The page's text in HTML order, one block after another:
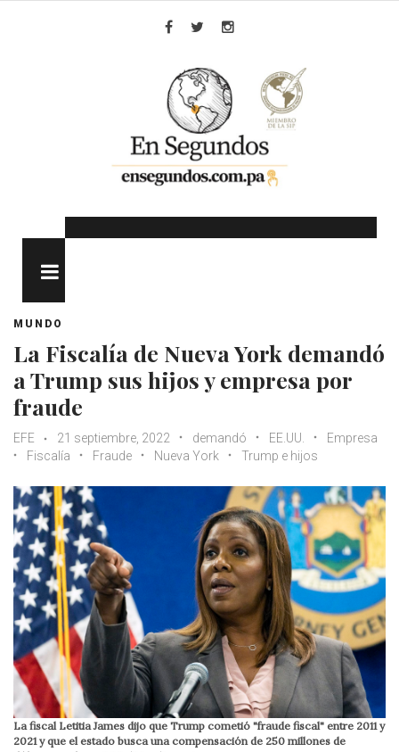
MUNDO
La Fiscalía de Nueva York demandó
a Trump sus hijos y empresa por
fraude
EFE 21 septiembre, 2022 demandó EE.UU.
Empresa
Fiscalía
Fraude Nueva York Trump e hijos
La fiscal Letitia James dijo que Trump cometió "fraude fiscal" entre 2011 y
2021 y que el estado busca una compensación de 250 millones de